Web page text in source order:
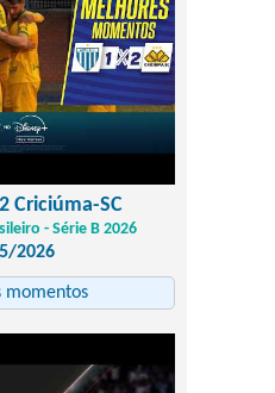
Criciúma-SC
- Série B 2026
2026
momentos